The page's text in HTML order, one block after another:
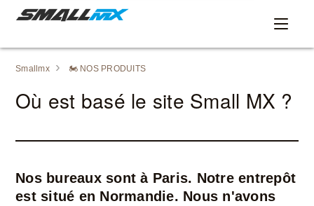
Smallmx 🏍️ NOS PRODUITS
Où est basé le site Small MX ?
Nos bureaux sont à Paris. Notre entrepôt
est situé en Normandie. Nous n'avons